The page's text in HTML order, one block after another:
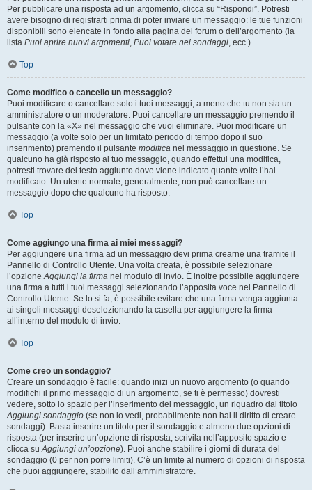
Per pubblicare una risposta ad un argomento, clicca su “Rispondi”. Potresti
avere bisogno di registrarti prima di poter inviare un messaggio: le tue funzioni
disponibili sono elencate in fondo alla pagina del forum o dell’argomento (la
lista Puoi aprire nuovi argomenti, Puoi votare nei sondaggi, ecc.).
Top
Come modifico o cancello un messaggio?
Puoi modificare o cancellare solo i tuoi messaggi, a meno che tu non sia un
amministratore o un moderatore. Puoi cancellare un messaggio premendo il
pulsante con la «X» nel messaggio che vuoi eliminare. Puoi modificare un
messaggio (a volte solo per un limitato periodo di tempo dopo il suo
inserimento) premendo il pulsante modifica nel messaggio in questione. Se
qualcuno ha già risposto al tuo messaggio, quando effettui una modifica,
potresti trovare del testo aggiunto dove viene indicato quante volte l’hai
modificato. Un utente normale, generalmente, non può cancellare un
messaggio dopo che qualcuno ha risposto.
Top
Come aggiungo una firma ai miei messaggi?
Per aggiungere una firma ad un messaggio devi prima crearne una tramite il
Pannello di Controllo Utente. Una volta creata, è possibile selezionare
l’opzioneAggiungi la firma nel modulo di invio. È inoltre possibile aggiungere
una firma a tutti i tuoi messaggi selezionando l’apposita voce nel Pannello di
Controllo Utente. Se lo si fa, è possibile evitare che una firma venga aggiunta
ai singoli messaggi deselezionando la casella per aggiungere la firma
all’interno del modulo di invio.
Top
Come creo un sondaggio?
Creare un sondaggio è facile: quando inizi un nuovo argomento (o quando
modifichi il primo messaggio di un argomento, se ti è permesso) dovresti
vedere, sotto lo spazio per l’inserimento del messaggio, un riquadro dal titolo
Aggiungi sondaggio (se non lo vedi, probabilmente non hai il diritto di creare
sondaggi). Basta inserire un titolo per il sondaggio e almeno due opzioni di
risposta (per inserire un’opzione di risposta, scrivila nell’apposito spazio e
clicca suAggiungi un’opzione). Puoi anche stabilire i giorni di durata del
sondaggio (0 per non porre limiti). C’è un limite al numero di opzioni di risposta
che puoi aggiungere, stabilito dall’amministratore.